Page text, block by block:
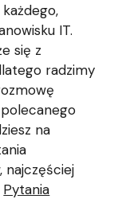
IT.
się z
radzimy
na
najczęściej
Pytania